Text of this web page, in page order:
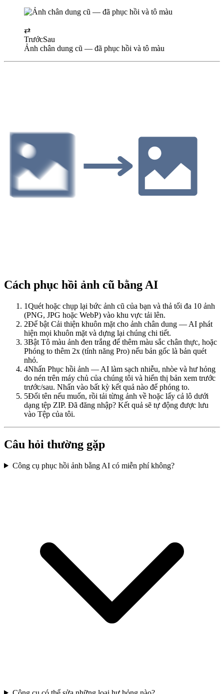
⇄
TrướcSau
Ảnh chân dung cũ — đã phục hồi và tô màu
Cách phục hồi ảnh cũ bằng AI
1Quét hoặc chụp lại bức ảnh cũ của bạn và thả tối đa 10 ảnh
(PNG, JPG hoặc WebP) vào khu vực tải lên.
2Để bật Cải thiện khuôn mặt cho ảnh chân dung — AI phát
hiện mọi khuôn mặt và dựng lại chúng chi tiết.
3Bật Tô màu ảnh đen trắng để thêm màu sắc chân thực, hoặc
Phóng to thêm 2x (tính năng Pro) nếu bản gốc là bản quét
nhỏ.
4Nhấn Phục hồi ảnh — AI làm sạch nhiễu, nhòe và hư hỏng
do nén trên máy chủ của chúng tôi và hiển thị bản xem trước
trước/sau. Nhấn vào bất kỳ kết quả nào để phóng to.
5Đổi tên nếu muốn, rồi tải từng ảnh về hoặc lấy cả lô dưới
dạng tệp ZIP. Đã đăng nhập? Kết quả sẽ tự động được lưu
vào Tệp của tôi.
Câu hỏi thường gặp
Công cụ phục hồi ảnh bằng AI có miễn phí không?